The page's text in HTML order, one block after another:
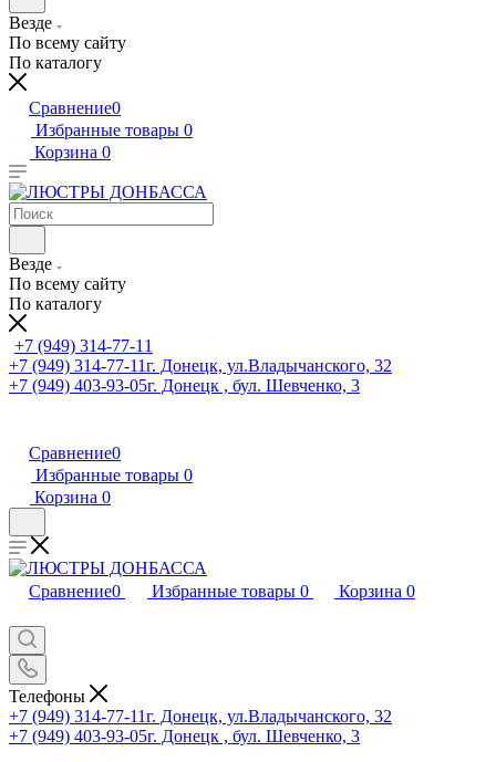
Везде
По всему сайту
По каталогу
Сравнение0
Избранные товары 0
Корзина 0
Везде
По всему сайту
По каталогу
+7 (949) 314-77-11
+7 (949) 314-77-11г. Донецк, ул.Владычанского, 32
+7 (949) 403-93-05г. Донецк , бул. Шевченко, 3
Сравнение0
Избранные товары 0
Корзина 0
Сравнение0 Избранные товары 0 Корзина 0
Телефоны
+7 (949) 314-77-11г. Донецк, ул.Владычанского, 32
+7 (949) 403-93-05г. Донецк , бул. Шевченко, 3